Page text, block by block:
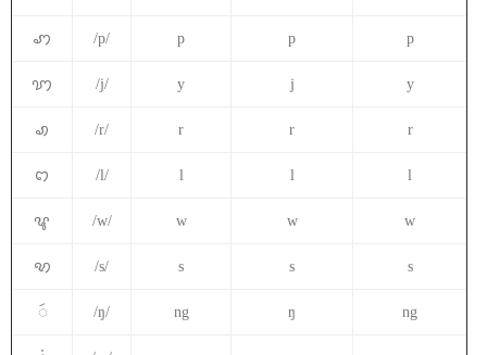
ꩇ /p/ p p p
ꩈ /j/ y j y
ꩉ /r/ r r r
ꩊ /l/ l l l
ꨥ /w/ w w w
ꩋ /s/ s s s
ꩃ /ŋ/ ng ŋ ng